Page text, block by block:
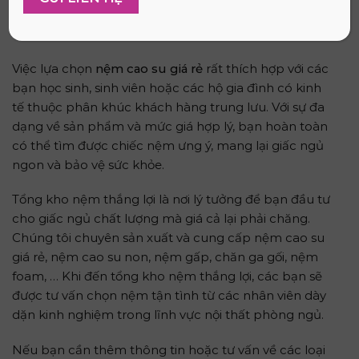
NỆM CAO SU TẠI TỔNG KHO NỆM THẮNG LỢI GIÁ CỰC
Việc lựa chọn nệm cao su giá rẻ rất thích hợp với các
bạn học sinh, sinh viên hoặc các hộ gia đình có kinh
tế thuộc phân khúc khách hàng trung lưu. Với sự đa
dạng về sản phẩm và mức giá hợp lý, bạn hoàn toàn
có thể tìm được chiếc nệm ưng ý, mang lại giấc ngủ
ngon và bảo vệ sức khỏe.
Tổng kho nệm thắng lợi là nơi lý tưởng để bạn đầu tư
cho giấc ngủ chất lượng mà giá cả lại phải chăng.
Chúng tôi chuyên sản xuất và cung cấp nệm cao su
giá rẻ, nệm cao su non, nệm gấp, chăn ga gối, nệm
foam, … Khi đến tổng kho nệm thắng lợi, các bạn sẽ
được tư vấn chọn nệm tận tình từ các nhân viên dày
dặn kinh nghiệm trong lĩnh vực nội thất phòng ngủ.
Nếu bạn cần thêm thông tin hoặc tư vấn về các loại